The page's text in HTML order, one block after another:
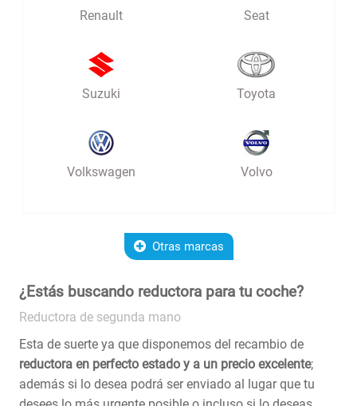
Renault Seat
Suzuki Toyota
Volkswagen Volvo
Otras marcas
¿Estás buscando reductora para tu coche?
Reductora de segunda mano
Esta de suerte ya que disponemos del recambio de
reductora en perfecto estado y a un precio excelente;
además si lo desea podrá ser enviado al lugar que tu